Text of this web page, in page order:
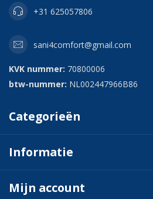
+31 625057806
sani4comfort@gmail.com
KVK nummer: 70800006
btw-nummer: NL002447966B86
Categorieën
Informatie
Mijn account